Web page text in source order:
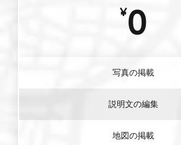
¥0
写真の掲載
説明文の編集
地図の掲載